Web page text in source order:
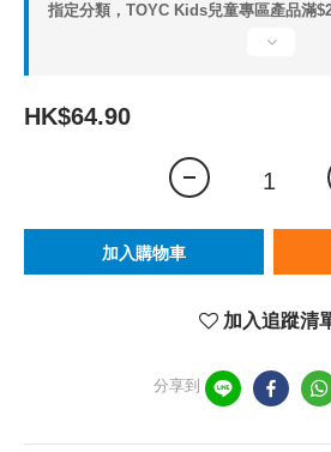
指定分類，TOYC Kids兒童專區產品滿
HK$64.90
加入購物車
加入追蹤清
分享到